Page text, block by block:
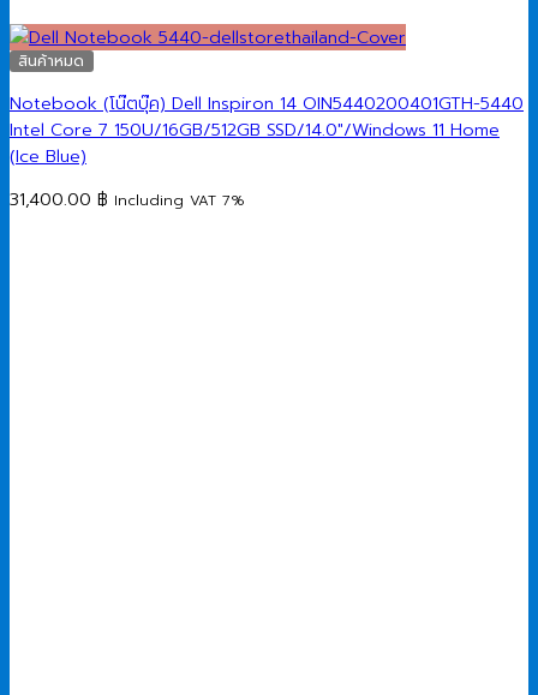
สินค้าหมด
Notebook (โน๊ตบุ๊ค) Dell Inspiron 14 OIN5440200401GTH-5440
Intel Core 7 150U/16GB/512GB SSD/14.0″/Windows 11 Home
(Ice Blue)
31,400.00 ฿ Including VAT 7%